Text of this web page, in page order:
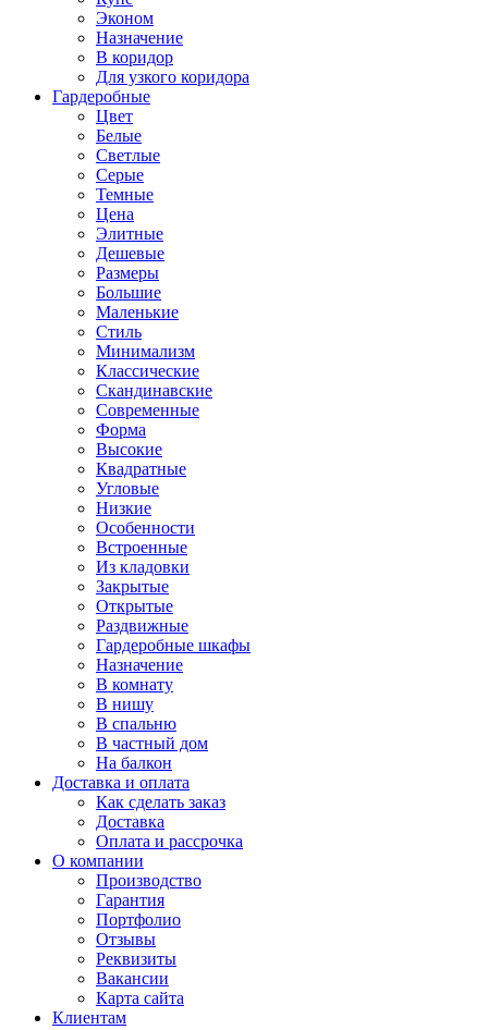
Эконом
Назначение
В коридор
Для узкого коридора
Гардеробные
Цвет
Белые
Светлые
Серые
Темные
Цена
Элитные
Дешевые
Размеры
Большие
Маленькие
Стиль
Минимализм
Классические
Скандинавские
Современные
Форма
Высокие
Квадратные
Угловые
Низкие
Особенности
Встроенные
Из кладовки
Закрытые
Открытые
Раздвижные
Гардеробные шкафы
Назначение
В комнату
В нишу
В спальню
В частный дом
На балкон
Доставка и оплата
Как сделать заказ
Доставка
Оплата и рассрочка
О компании
Производство
Гарантия
Портфолио
Отзывы
Реквизиты
Вакансии
Карта сайта
Клиентам